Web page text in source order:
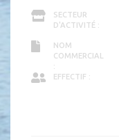
SECTEUR
D'ACTIVITÉ :
NOM
COMMERCIAL
:
EFFECTIF :